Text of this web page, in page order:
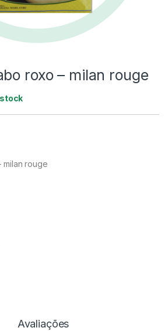
roxo – milan rouge
milan rouge
nabo roxo - milan rouge
Avaliações